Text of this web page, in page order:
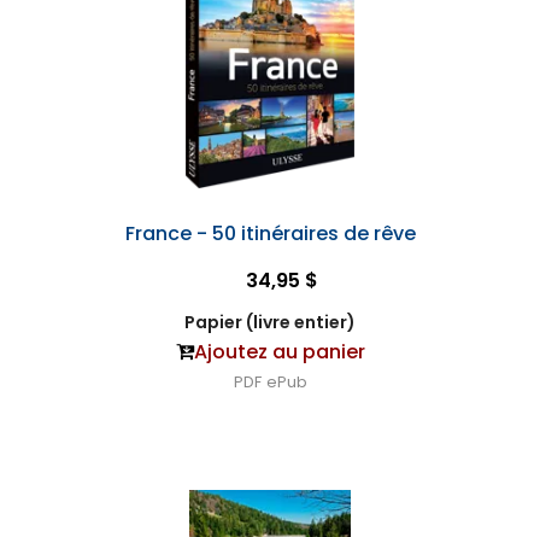
France - 50 itinéraires de rêve
34,95 $
Papier (livre entier)
Ajoutez au panier
PDF ePub